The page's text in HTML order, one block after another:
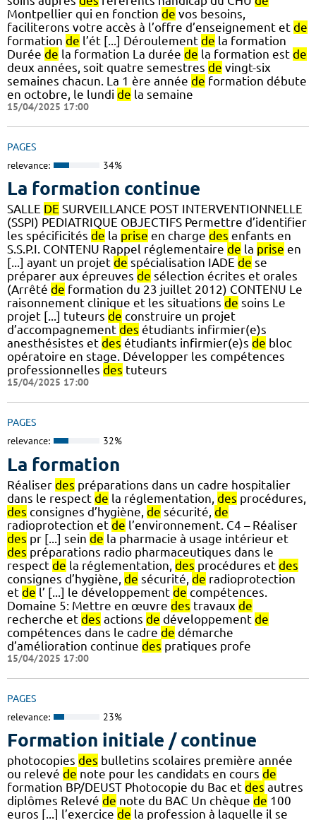
Montpellier qui en fonction de vos besoins,
faciliterons votre accès à l’offre d’enseignement et de
formation de l’ét [...] Déroulement de la formation
Durée de la formation La durée de la formation est de
deux années, soit quatre semestres de vingt-six
semaines chacun. La 1 ère année de formation débute
en octobre, le lundi de la semaine
15/04/2025 17:00
PAGES
relevance: 34%
La formation continue
SALLE DE SURVEILLANCE POST INTERVENTIONNELLE
(SSPI) PEDIATRIQUE OBJECTIFS Permettre d’identifier
les spécificités de la prise en charge des enfants en
S.S.P.I. CONTENU Rappel réglementaire de la prise en
[...] ayant un projet de spécialisation IADE de se
préparer aux épreuves de sélection écrites et orales
(Arrêté de formation du 23 juillet 2012) CONTENU Le
raisonnement clinique et les situations de soins Le
projet [...] tuteurs de construire un projet
d’accompagnement des étudiants infirmier(e)s
anesthésistes et des étudiants infirmier(e)s de bloc
opératoire en stage. Développer les compétences
professionnelles des tuteurs
15/04/2025 17:00
PAGES
relevance: 32%
La formation
Réaliser des préparations dans un cadre hospitalier
dans le respect de la réglementation, des procédures,
des consignes d’hygiène, de sécurité, de
radioprotection et de l’environnement. C4 – Réaliser
des pr [...] sein de la pharmacie à usage intérieur et
des préparations radio pharmaceutiques dans le
respect de la réglementation, des procédures et des
consignes d’hygiène, de sécurité, de radioprotection
et de l’ [...] le développement de compétences.
Domaine 5: Mettre en œuvre des travaux de
recherche et des actions de développement de
compétences dans le cadre de démarche
d’amélioration continue des pratiques profe
15/04/2025 17:00
PAGES
relevance: 23%
Formation initiale / continue
photocopies des bulletins scolaires première année
ou relevé de note pour les candidats en cours de
formation BP/DEUST Photocopie du Bac et des autres
diplômes Relevé de note du BAC Un chèque de 100
euros [...] l’exercice de la profession à laquelle il se